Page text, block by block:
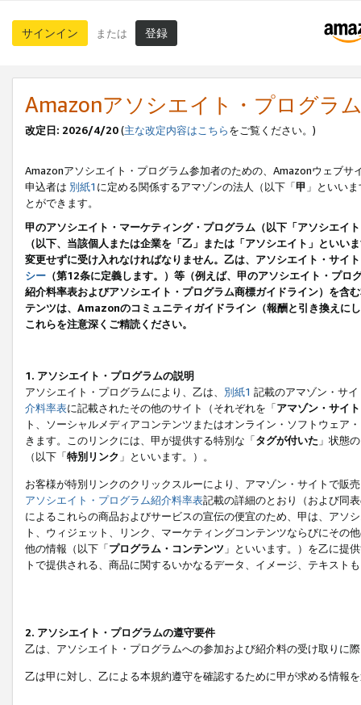
サインイン または 登録
Amazonアソシエイト・プログラ
改定日: 2026/4/20(主な改定内容はこちらをご覧ください。)
Amazonアソシエイト・プログラム参加者のための、Amazonウェブサ
申込者は 別紙1 に定める関係するアマゾンの法人（以下「甲 」といい
とができます。
甲のアソシエイト・マーケティング・プログラム（以下「アソシエイ
（以下、当該個人または企業を「乙」または「アソシエイト」とい
変更せずに受け入れなければなりません。乙は、アソシエイト・サイ
シー （第12条に定義します。）等（例えば、甲のアソシエイト・プ
紹介料率表およびアソシエイト・プログラム商標ガイドライン）を
テンツは、Amazonのコミュニティガイドライン（報酬と引き換えに
これらを注意深くご精読ください。
1. アソシエイト・プログラムの説明
アソシエイト・プログラムにより、乙は、 別紙1 記載のアマゾン・サ
介料率表に記載されたその他のサイト（それぞれを「アマゾン・サイト
ト、ソーシャルメディアコンテンツまたはオンライン・ソフトウェア
きます。このリンクには、甲が提供する特別な「タグが付いた 」状態
（以下「特別リンク 」といいます。）。
お客様が特別リンクのクリックスルーにより、アマゾン・サイトで販
アソシエイト・プログラム紹介料率表記載の詳細のとおり（および同
によるこれらの商品およびサービスの宣伝の便宜のため、甲は、アソ
ト、ウィジェット、リンク、マーケティングコンテンツならびにその
他の情報（以下「プログラム・コンテンツ 」といいます。）を乙に提
トで提供される、商品に関するいかなるデータ、イメージ、テキス
2. アソシエイト・プログラムの遵守要件
乙は、アソシエイト・プログラムへの参加および紹介料の受け取りに
乙は甲に対し、乙による本規約遵守を確認するために甲が求める情報